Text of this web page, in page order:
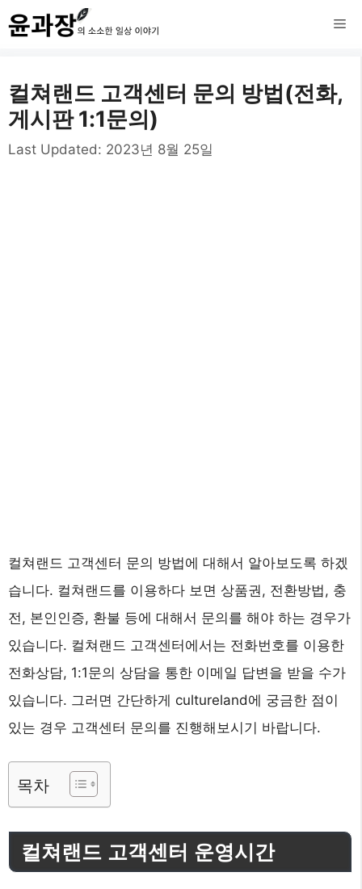
컨
텐
로
건
너
메
컬쳐랜드 고객센터 문의 방법(전화,
게시판 1:1문의)
Last Updated: 2023년 8월 25일
컬쳐랜드 고객센터 문의 방법에 대해서 알아보도록 하겠
습니다. 컬쳐랜드를 이용하다 보면 상품권, 전환방법, 충
전, 본인인증, 환불 등에 대해서 문의를 해야 하는 경우가
있습니다. 컬쳐랜드 고객센터에서는 전화번호를 이용한
전화상담, 1:1문의 상담을 통한 이메일 답변을 받을 수가
있습니다. 그러면 간단하게 cultureland에 궁금한 점이
있는 경우 고객센터 문의를 진행해보시기 바랍니다.
목차
컬쳐랜드 고객센터 운영시간